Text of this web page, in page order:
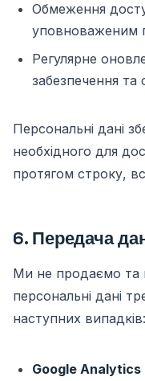
Обмеження
уповноваженим
Регулярне
забезпечення та
Персональні дані
необхідного для
протягом строку,
6. Передача
Ми не продаємо та
персональні дані
наступних випадків:
Google Analytics